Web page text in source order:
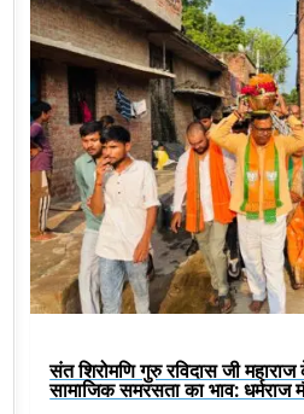
संत शिरोमणि गुरु रविदास जी
सामाजिक समरसता का भाव: धर्मराज